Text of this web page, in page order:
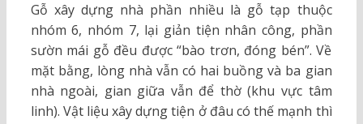
Gỗ xây dựng nhà phần nhiều là gỗ tạp thuộc
nhóm 6, nhóm 7, lại giản tiện nhân công, phần
sườn mái gỗ đều được “bào trơn, đóng bén”. Về
mặt bằng, lòng nhà vẫn có hai buồng và ba gian
nhà ngoài, gian giữa vẫn để thờ (khu vực tâm
linh). Vật liệu xây dựng tiện ở đâu có thế mạnh thì